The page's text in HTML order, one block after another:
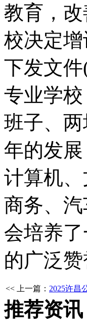
教育，
校决定
下发文
专业学
班子、
年的发
计算机
商务、
会培养
的广泛赞
<< 上一篇： 2025许昌
推荐资讯